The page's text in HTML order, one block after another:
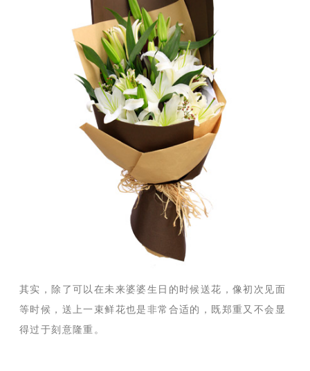
其实，除了可以在未来婆婆生日的时候送花，像初次见面
等时候，送上一束鲜花也是非常合适的，既郑重又不会显
得过于刻意隆重。